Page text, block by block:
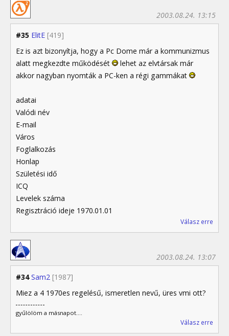
#35 ElitE [419]
2003.08.24. 13:15
Ez is azt bizonyítja, hogy a Pc Dome már a kommunizmus
alatt megkezdte működését
lehet az elvtársak már
akkor nagyban nyomták a PC-ken a régi gammákat
adatai
Valódi név
E-mail
Város
Foglalkozás
Honlap
Születési idő
ICQ
Levelek száma
Regisztráció ideje 1970.01.01
Válasz erre
#34 Sam2 [1987]
2003.08.24. 13:07
Miez a 4 1970es regelésű, ismeretlen nevű, üres vmi ott?
gyűlölöm a másnapot....
Válasz erre